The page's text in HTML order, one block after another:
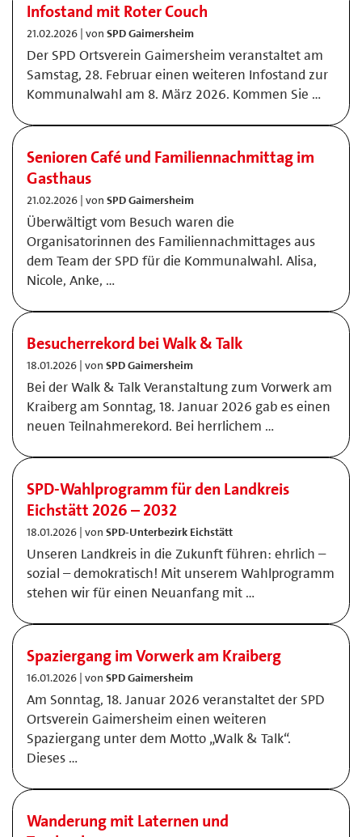
Infostand mit Roter Couch
21.02.2026 | von SPD Gaimersheim
Der SPD Ortsverein Gaimersheim veranstaltet am
Samstag, 28. Februar einen weiteren Infostand zur
Kommunalwahl am 8. März 2026. Kommen Sie …
Senioren Café und Familiennachmittag im
Gasthaus
21.02.2026 | von SPD Gaimersheim
Überwältigt vom Besuch waren die
Organisatorinnen des Familiennachmittages aus
dem Team der SPD für die Kommunalwahl. Alisa,
Nicole, Anke, …
Besucherrekord bei Walk & Talk
18.01.2026 | von SPD Gaimersheim
Bei der Walk & Talk Veranstaltung zum Vorwerk am
Kraiberg am Sonntag, 18. Januar 2026 gab es einen
neuen Teilnahmerekord. Bei herrlichem …
SPD-Wahlprogramm für den Landkreis
Eichstätt 2026 – 2032
18.01.2026 | von SPD-Unterbezirk Eichstätt
Unseren Landkreis in die Zukunft führen: ehrlich –
sozial – demokratisch! Mit unserem Wahlprogramm
stehen wir für einen Neuanfang mit …
Spaziergang im Vorwerk am Kraiberg
16.01.2026 | von SPD Gaimersheim
Am Sonntag, 18. Januar 2026 veranstaltet der SPD
Ortsverein Gaimersheim einen weiteren
Spaziergang unter dem Motto „Walk & Talk“.
Dieses …
Wanderung mit Laternen und